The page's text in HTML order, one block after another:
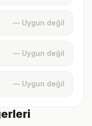
— Uygun değil
— Uygun değil
— Uygun değil